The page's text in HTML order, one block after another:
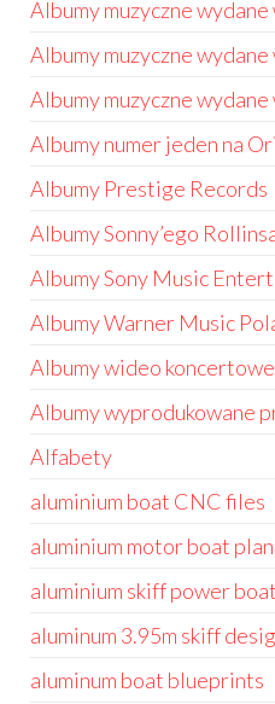
Albumy muzyczne
Albumy muzyczne
Albumy muzyczne
Albumy numer jeden na
Albumy Prestige Records
Albumy Sonny’ego
Albumy Sony Music
Albumy Warner Music
Albumy wideo koncertowe
Albumy wyprodukowane
Alfabety
aluminium boat CNC files
aluminium motor boat
aluminium skiff power
aluminum 3.95m skiff
aluminum boat blueprints